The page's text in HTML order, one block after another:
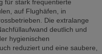
für stark frequentierte
auf Flughäfen, in
Die extralange
deutlich und
hygienischen
reduziert und eine saubere,